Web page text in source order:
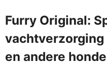
Furry Original:
vachtverzorging
en andere